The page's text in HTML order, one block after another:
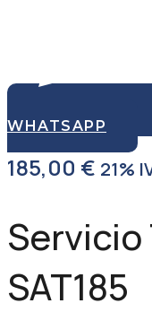
WHATSAPP
185,00 € 21%
SAT185